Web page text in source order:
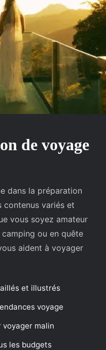
de voyage
dans la préparation
contenus variés et
vous soyez amateur
ou en quête
aident à voyager
et illustrés
voyage
voyager malin
les budgets